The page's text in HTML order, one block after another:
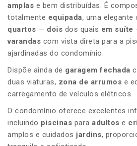
amplas e bem distribuídas. É
totalmente equipada, uma elegante
quartos — dois dos quais em suíte
varandas com vista direta para a
ajardinadas do condomínio.
Dispõe ainda de garagem fechada
duas viaturas, zona de arrumos e
carregamento de veículos elétricos.
O condomínio oferece excelentes
incluindo piscinas para adultos e
amplos e cuidados jardins,